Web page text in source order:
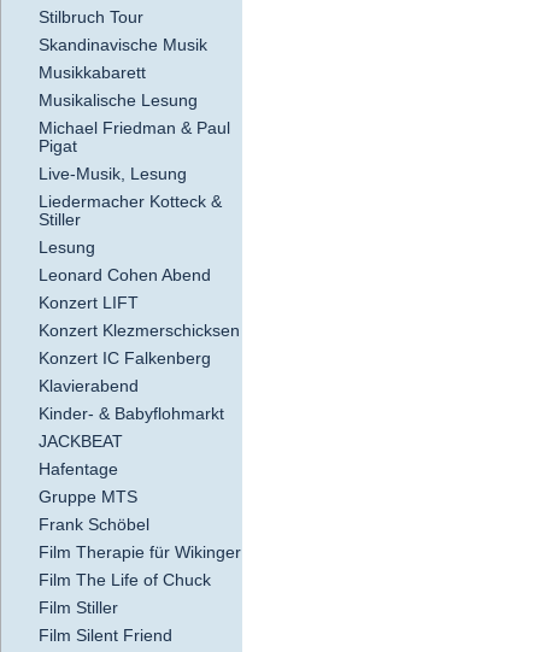
Stilbruch Tour
Skandinavische Musik
Musikkabarett
Musikalische Lesung
Michael Friedman & Paul
Pigat
Live-Musik, Lesung
Liedermacher Kotteck &
Stiller
Lesung
Leonard Cohen Abend
Konzert LIFT
Konzert Klezmerschicksen
Konzert IC Falkenberg
Klavierabend
Kinder- & Babyflohmarkt
JACKBEAT
Hafentage
Gruppe MTS
Frank Schöbel
Film Therapie für Wikinger
Film The Life of Chuck
Film Stiller
Film Silent Friend